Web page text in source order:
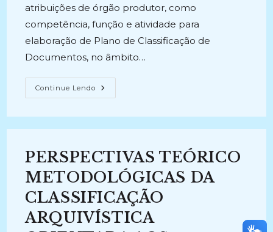
atribuições de órgão produtor, como
competência, função e atividade para
elaboração de Plano de Classificação de
Documentos, no âmbito…
Continue Lendo Parâmetros
Para
Atribuições
Produtor
Visando
A
Elaboração
Do
Plano
De
Classificação
De
PERSPECTIVAS TEÓRICO
METODOLÓGICAS DA
CLASSIFICAÇÃO
ARQUIVÍSTICA